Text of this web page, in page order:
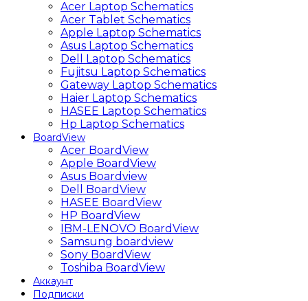
Acer Laptop Schematics
Acer Tablet Schematics
Apple Laptop Schematics
Asus Laptop Schematics
Dell Laptop Schematics
Fujitsu Laptop Schematics
Gateway Laptop Schematics
Haier Laptop Schematics
HASEE Laptop Schematics
Hp Laptop Schematics
BoardView
Acer BoardView
Apple BoardView
Asus Boardview
Dell BoardView
HASEE BoardView
HP BoardView
IBM-LENOVO BoardView
Samsung boardview
Sony BoardView
Toshiba BoardView
Аккаунт
Подписки